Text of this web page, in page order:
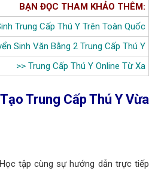
BẠN ĐỌC THAM KHẢO THÊM:
Trung Cấp Thú Y Trên Toàn Quốc
Sinh Văn Bằng 2 Trung Cấp Thú Y
>> Trung Cấp Thú Y Online Từ Xa
Trung Cấp Thú Y Vừa
Học tập cùng sự hướng dẫn trực tiếp